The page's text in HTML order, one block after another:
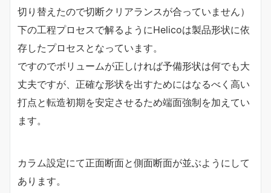
切り替えたので切断クリアランスが合っていません）
下の工程プロセスで解るようにHelicoは製品形状に依
存したプロセスとなっています。
ですのでボリュームが正しければ予備形状は何でも大
丈夫ですが、正確な形状を出すためにはなるべく高い
打点と転造初期を安定させるため端面強制を加えてい
ます。
カラム設定にて正面断面と側面断面が並ぶようにして
あります。